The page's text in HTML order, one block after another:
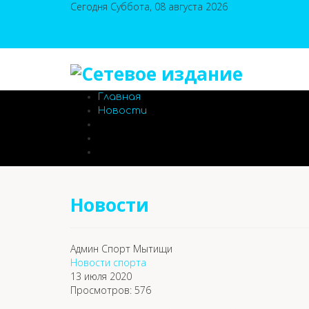
Сегодня Суббота, 08 августа 2026
Главная
Новости
Новости
Админ Спорт Мытищи
Новости спорта
13 июля 2020
Просмотров: 576